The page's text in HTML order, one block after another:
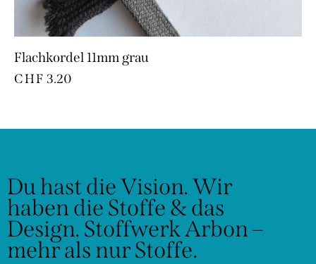
Flachkordel 11mm grau
CHF 3.20
Du hast die Vision.Wir
haben die Stoffe & das
Design. Stoffwerk Arbon –
mehr als nur Stoffe.